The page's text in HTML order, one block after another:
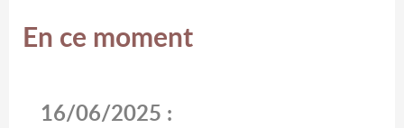
En ce moment
16/06/2025 :